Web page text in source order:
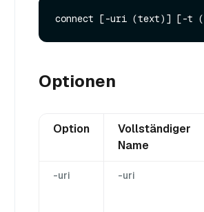
Optionen
Option
Vollständiger
Name
-uri -uri